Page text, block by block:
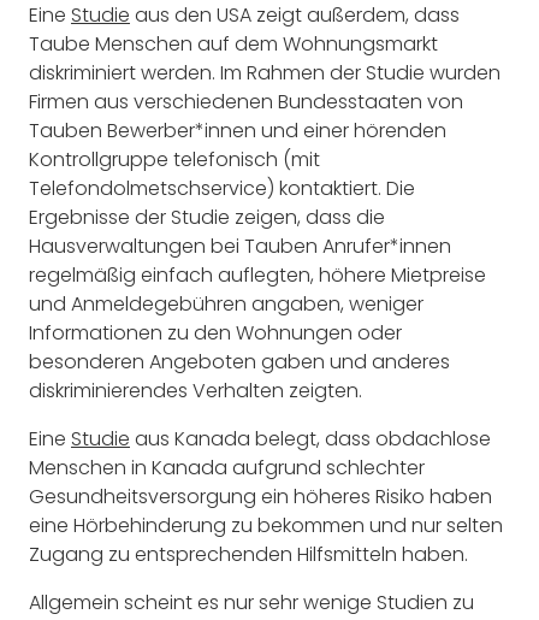
Eine Studie aus den USA zeigt außerdem, dass
Taube Menschen auf dem Wohnungsmarkt
diskriminiert werden. Im Rahmen der Studie wurden
Firmen aus verschiedenen Bundesstaaten von
Tauben Bewerber*innen und einer hörenden
Kontrollgruppe telefonisch (mit
Telefondolmetschservice) kontaktiert. Die
Ergebnisse der Studie zeigen, dass die
Hausverwaltungen bei Tauben Anrufer*innen
regelmäßig einfach auflegten, höhere Mietpreise
und Anmeldegebühren angaben, weniger
Informationen zu den Wohnungen oder
besonderen Angeboten gaben und anderes
diskriminierendes Verhalten zeigten.
Eine Studie aus Kanada belegt, dass obdachlose
Menschen in Kanada aufgrund schlechter
Gesundheitsversorgung ein höheres Risiko haben
eine Hörbehinderung zu bekommen und nur selten
Zugang zu entsprechenden Hilfsmitteln haben.
Allgemein scheint es nur sehr wenige Studien zu